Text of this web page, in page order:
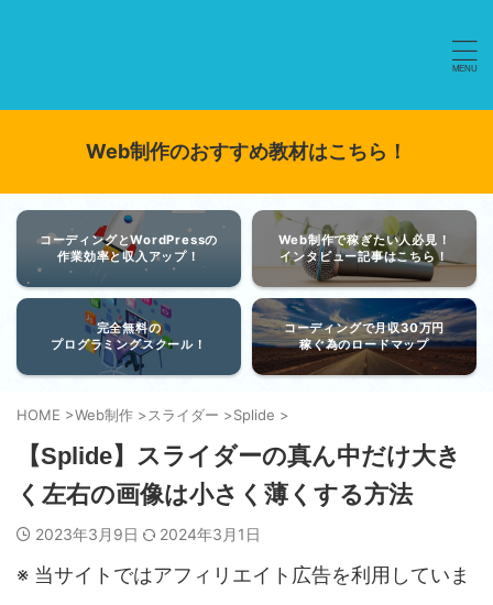
Web制作のおすすめ教材はこちら！
コーディングとWordPressの
作業効率と収入アップ！
Web制作で稼ぎたい人必見！
インタビュー記事はこちら！
完全無料の
プログラミングスクール！
コーディングで月収30万円
稼ぐ為のロードマップ
HOME >Web制作 >スライダー >Splide >
【Splide】スライダーの真ん中だけ大き
く左右の画像は小さく薄くする方法
2023年3月9日 2024年3月1日
※ 当サイトではアフィリエイト広告を利用していま